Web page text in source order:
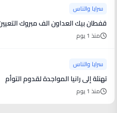
سرايا والناس
قفطان بيك العداون الف مبروك
منذ 1 يوم
سرايا والناس
تهنئة إلى رانيا المواجدة لقدوم التوأم
منذ 1 يوم